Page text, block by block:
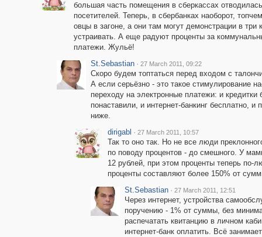
большая часть помещения в сберкассах
посетителей. Теперь, в сбербанках наоборот,
овцы в загоне, а они там могут демонстрации в три
устраивать. А еще радуют проценты за
платежи. Жульё!
St.Sebastian · 27 March 2011, 09:22
Скоро будем топтаться перед входом с
А если серьёзно - это такое стимулирование
переходу на электронные платежи: и
понаставили, и интернет-банкинг бесплатно,
ниже.
dirigabl · 27 March 2011, 10:57
Так то оно так. Но не все люди
по поводу процентов - до смешного. У
12 рублей, при этом проценты теперь по-
проценты составляют более 150% от
St.Sebastian · 27 March 2011, 12:51
Через интернет, устройства
поручению - 1% от суммы, без
распечатать квитанцию в личном
интернет-банк оплатить. Всё